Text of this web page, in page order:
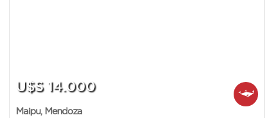
U$S 14.000
Maipu, Mendoza